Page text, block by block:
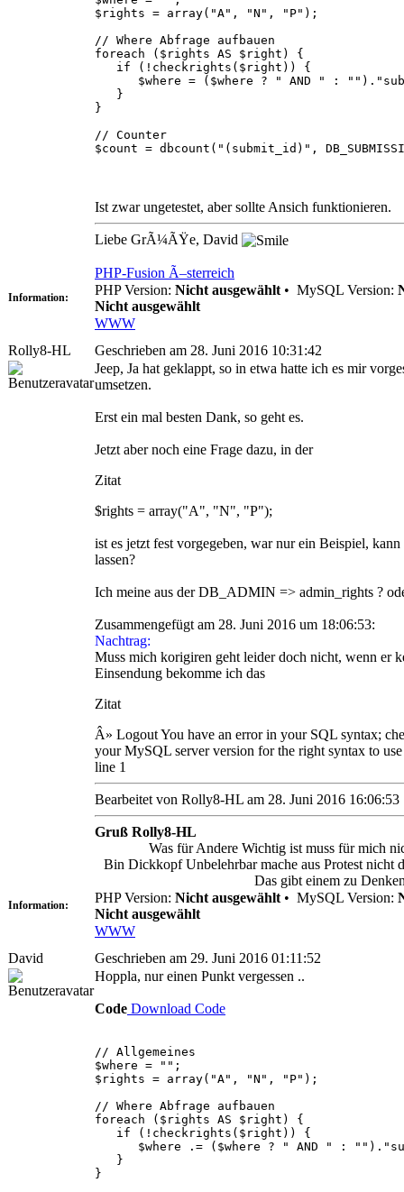
$rights = array("A", "N", "P");
// Where Abfrage aufbauen
foreach ($rights AS $right) {
if (!checkrights($right)) {
$where = ($where ? " AND " :
}
}
// Counter
$count = dbcount("(submit_id)",
Ist zwar ungetestet, aber sollte Ansich funktionieren.
Liebe GrÃ¼ÃŸe, David
PHP-Fusion Ã–sterreich
Information: PHP Version: Nicht ausgewählt • MySQL Version:
Nicht ausgewählt
WWW
Rolly8-HL
Geschrieben am 28. Juni 2016 10:31:42
Jeep, Ja hat geklappt, so in etwa hatte ich es mir
umsetzen.
Erst ein mal besten Dank, so geht es.
Jetzt aber noch eine Frage dazu, in der
Zitat
$rights = array("A", "N", "P");
ist es jetzt fest vorgegeben, war nur ein Beispiel, kann
lassen?
Ich meine aus der DB_ADMIN => admin_rights ?
Zusammengefügt am 28. Juni 2016 um 18:06:53:
Nachtrag:
Muss mich korigiren geht leider doch nicht, wenn er
Einsendung bekomme ich das
Zitat
Â» Logout You have an error in your SQL syntax;
your MySQL server version for the right syntax to
line 1
Bearbeitet von Rolly8-HL am 28. Juni 2016 16:06:53
Gruß Rolly8-HL
Was für Andere Wichtig ist muss für mich
Bin Dickkopf Unbelehrbar mache aus Protest nicht
Das gibt einem zu
Information: PHP Version: Nicht ausgewählt • MySQL Version:
Nicht ausgewählt
WWW
David
Geschrieben am 29. Juni 2016 01:11:52
Hoppla, nur einen Punkt vergessen ..
Code Download Code
// Allgemeines
$where = "";
$rights = array("A", "N", "P");
// Where Abfrage aufbauen
foreach ($rights AS $right) {
if (!checkrights($right)) {
$where .= ($where ? " AND " :
}
}